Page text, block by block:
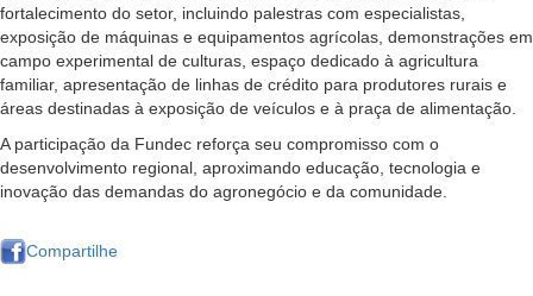
fortalecimento do setor, incluindo palestras com especialistas,
exposição de máquinas e equipamentos agrícolas, demonstrações em
campo experimental de culturas, espaço dedicado à agricultura
familiar, apresentação de linhas de crédito para produtores rurais e
áreas destinadas à exposição de veículos e à praça de alimentação.
A participação da Fundec reforça seu compromisso com o
desenvolvimento regional, aproximando educação, tecnologia e
inovação das demandas do agronegócio e da comunidade.
Compartilhe